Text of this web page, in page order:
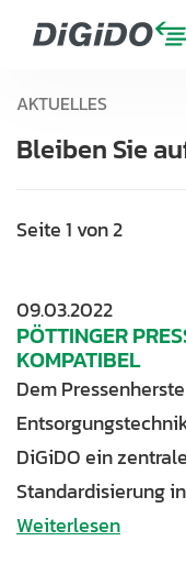
AKTUELLES
Bleiben Sie
Seite 1 von 2
09.03.2022
PÖTTINGER
KOMPATIBEL
Dem
DiGiDO ein
Standardisierung
Weiterlesen